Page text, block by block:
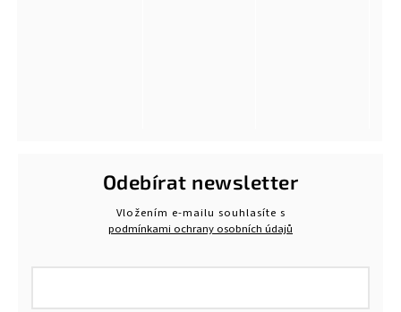
Odebírat newsletter
Vložením e-mailu souhlasíte s
podmínkami ochrany osobních údajů